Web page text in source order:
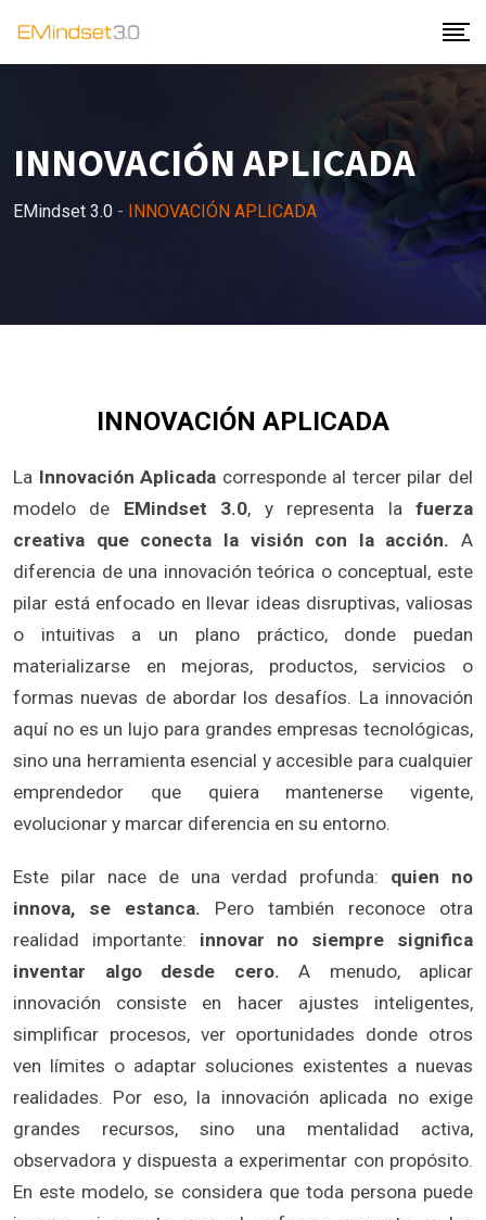
INNOVACIÓN APLICADA
EMindset 3.0 - INNOVACIÓN APLICADA
INNOVACIÓN APLICADA
La Innovación Aplicada corresponde al tercer pilar del
modelo de EMindset 3.0, y representa lafuerza
creativa que conecta la visión con la acción. A
diferencia de una innovación teórica o conceptual, este
pilar está enfocado en llevar ideas disruptivas, valiosas
o intuitivas a un plano práctico, donde puedan
materializarse en mejoras, productos, servicios o
formas nuevas de abordar los desafíos. La innovación
aquí no es un lujo para grandes empresas tecnológicas,
sino una herramienta esencial y accesible para cualquier
emprendedor que quiera mantenerse vigente,
evolucionar y marcar diferencia en su entorno.
Este pilar nace de una verdad profunda: quien no
innova, se estanca. Pero también reconoce otra
realidad importante: innovar no siempre significa
inventar algo desde cero. A menudo, aplicar
innovación consiste en hacer ajustes inteligentes,
simplificar procesos, ver oportunidades donde otros
ven límites o adaptar soluciones existentes a nuevas
realidades. Por eso, la innovación aplicada no exige
grandes recursos, sino una mentalidad activa,
observadora y dispuesta a experimentar con propósito.
En este modelo, se considera que toda persona puede